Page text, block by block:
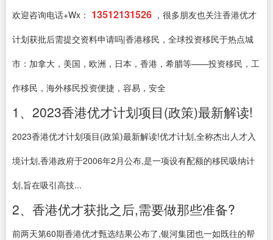
欢迎咨询电话+Wx： 13512131526 ，很多朋友也关注香港优才
计划获批后需提交资料申请吗|香港移民，全球投资移民于热点城
市：加拿大，美国，欧洲，日本，香港，希腊等——投资移民，工
作移民，海外移民投资便捷，容易，安全
1、2023香港优才计划项目(政策)最新解读!
2023香港优才计划项目(政策)最新解读!优才计划,全称杰出人才入
境计划,香港政府于2006年2月公布,是一项设有配额的移民吸纳计
划,旨在吸引高技...
2、香港优才获批之后,需要做那些准备?
前两天第60期香港优才甄选结果公布了,银河集团也一如既往的帮